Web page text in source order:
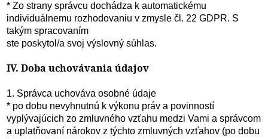
* Zo strany správcu dochádza k automatickému
individuálnemu rozhodovaniu v zmysle čl. 22 GDPR. S
takým spracovaním
ste poskytol/a svoj výslovný súhlas.
IV. Doba uchovávania údajov
1. Správca uchováva osobné údaje
* po dobu nevyhnutnú k výkonu práv a povinností
vyplývajúcich zo zmluvného vzťahu medzi Vami a správcom
a uplatňovaní nárokov z týchto zmluvných vzťahov (po dobu